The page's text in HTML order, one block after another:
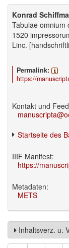
Konrad
Tabulae omnium
1520
Linc.
Permalink:
https://
Kontakt und
Startseite des
IIIF Manifest:
https://
Metadaten:
METS
Inhaltsverz. u.